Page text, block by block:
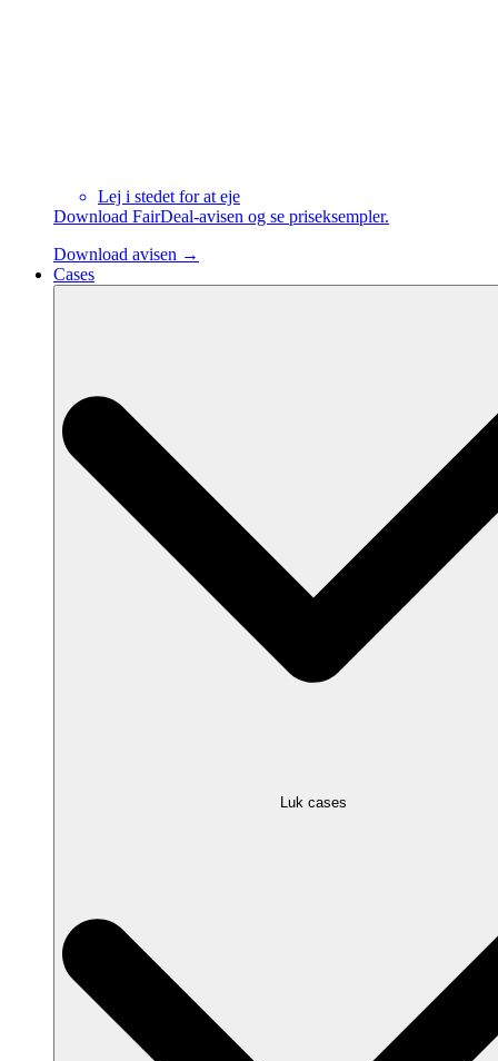
Lej i stedet for at eje
Download FairDeal-avisen og se priseksempler.
Download avisen →
Cases
Luk cases